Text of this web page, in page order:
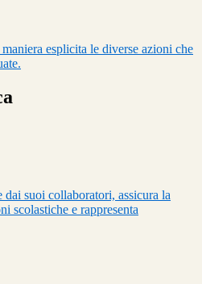
esplicita le diverse azioni che
suoi collaboratori, assicura la
scolastiche e rappresenta